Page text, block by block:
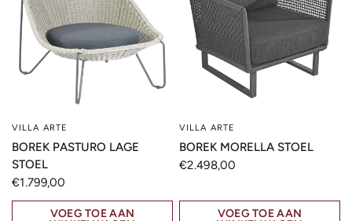
VILLA ARTE
BOREK PASTURO LAGE
STOEL
€1.799,00
VOEG TOE AAN
VILLA ARTE
BOREK MORELLA STOEL
€2.498,00
VOEG TOE AAN